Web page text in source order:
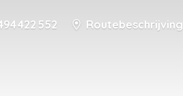
422 552 Routebeschrijving